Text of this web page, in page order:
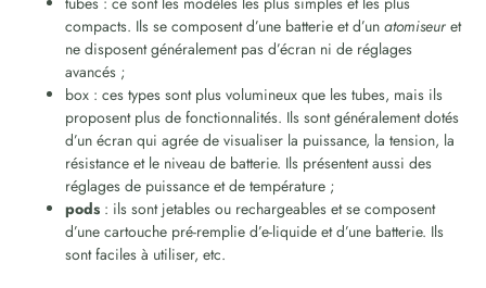
compacts. Ils se composent d’une batterie et d’un atomiseur et
ne disposent généralement pas d’écran ni de réglages
avancés ;
box : ces types sont plus volumineux que les tubes, mais ils
proposent plus de fonctionnalités. Ils sont généralement dotés
d’un écran qui agrée de visualiser la puissance, la tension, la
résistance et le niveau de batterie. Ils présentent aussi des
réglages de puissance et de température ;
pods : ils sont jetables ou rechargeables et se composent
d’une cartouche pré-remplie d’e-liquide et d’une batterie. Ils
sont faciles à utiliser, etc.